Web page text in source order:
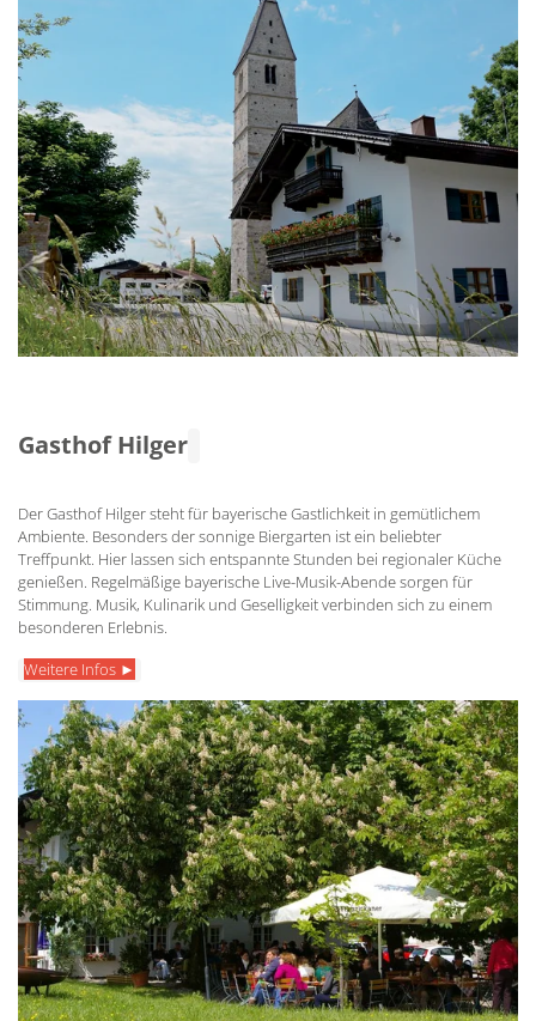
Gasthof Hilger
Der Gasthof Hilger steht für bayerische Gastlichkeit in gemütlichem
Ambiente. Besonders der sonnige Biergarten ist ein beliebter
Treffpunkt. Hier lassen sich entspannte Stunden bei regionaler Küche
genießen. Regelmäßige bayerische Live-Musik-Abende sorgen für
Stimmung. Musik, Kulinarik und Geselligkeit verbinden sich zu einem
besonderen Erlebnis.
Weitere Infos ►